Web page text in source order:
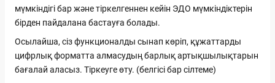
мүмкіндігі бар және тіркелгеннен кейін ЭДО мүмкіндіктерін
бірден пайдалана бастауға болады.
Осылайша, сіз функционалды сынап көріп, құжаттарды
цифрлық форматта алмасудың барлық артықшылықтарын
бағалай аласыз. Тіркеуге өту. (белгісі бар сілтеме)